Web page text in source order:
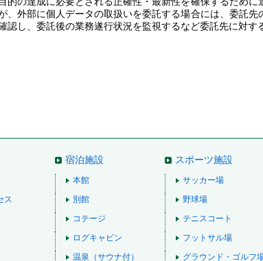
、外部に個人データの取扱いを委託する場合には、委託先
認し、委託後の業務遂行状況を監視するなど委託先に対す
ス
宿泊施設
本館
別館
コテージ
ログキャビン
温泉（サウナ付）
スポーツ施設
サッカー場
野球場
テニスコート
フットサル場
グラウンド・ゴルフ